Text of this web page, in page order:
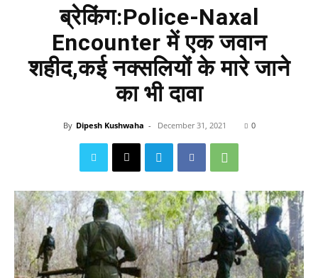
ब्रेकिंग:Police-Naxal
Encounter में एक जवान
शहीद,कई नक्सलियों के मारे जाने
का भी दावा
By Dipesh Kushwaha - December 31, 2021 0